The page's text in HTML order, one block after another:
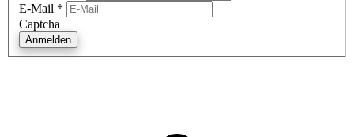
E-Mail *
Captcha
Anmelden